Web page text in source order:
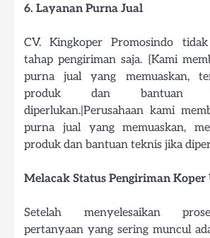
6. Layanan Purna Jual
CV. Kingkoper Promosindo
tahap pengiriman saja. {Kami
purna jual yang memuaskan,
produk dan bantuan
diperlukan.|Perusahaan kami
purna jual yang memuaskan,
produk dan bantuan teknis jika
Melacak Status Pengiriman
Setelah menyelesaikan
pertanyaan yang sering muncul